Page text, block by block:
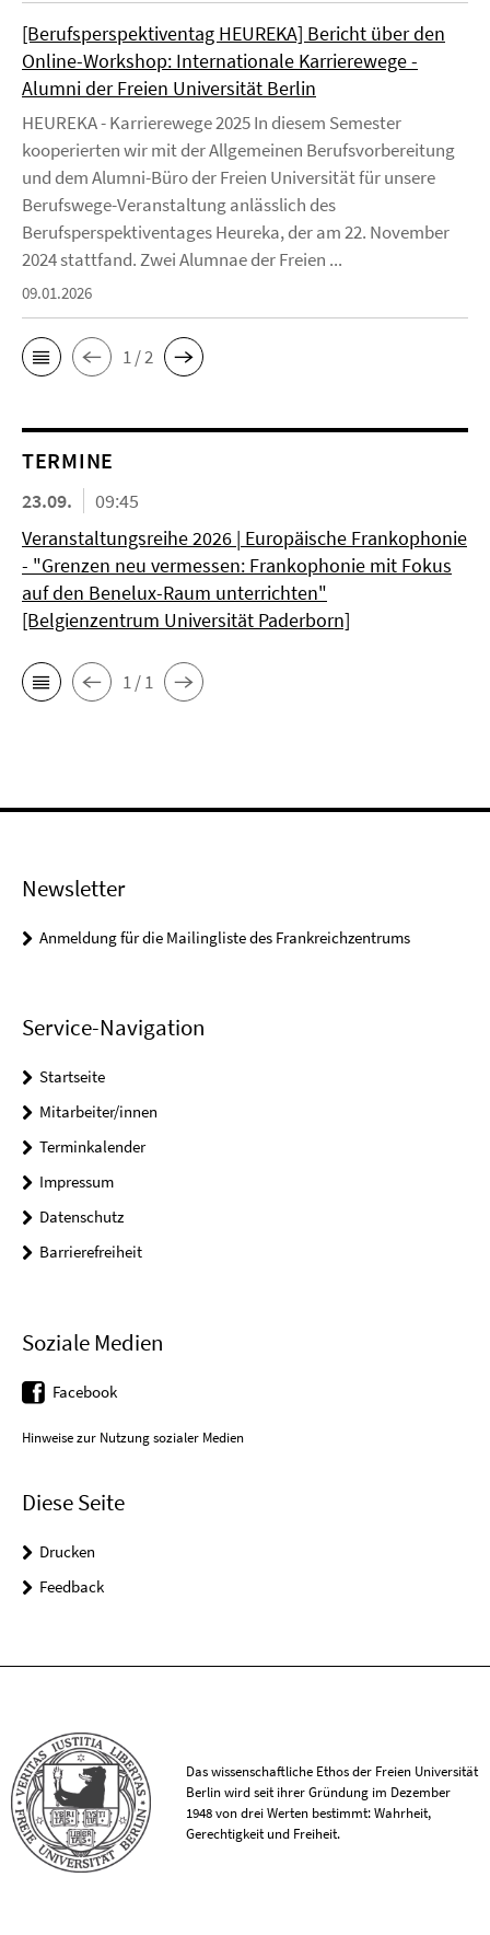
[Berufsperspektiventag HEUREKA] Bericht über den
Online-Workshop: Internationale Karrierewege -
Alumni der Freien Universität Berlin
HEUREKA - Karrierewege 2025 In diesem Semester
kooperierten wir mit der Allgemeinen Berufsvorbereitung
und dem Alumni-Büro der Freien Universität für unsere
Berufswege-Veranstaltung anlässlich des
Berufsperspektiventages Heureka, der am 22. November
2024 stattfand. Zwei Alumnae der Freien ...
09.01.2026
1 / 2
TERMINE
23.09.
09:45
Veranstaltungsreihe 2026 | Europäische Frankophonie
- "Grenzen neu vermessen: Frankophonie mit Fokus
auf den Benelux-Raum unterrichten"
[Belgienzentrum Universität Paderborn]
1 / 1
Newsletter
Anmeldung für die Mailingliste des Frankreichzentrums
Service-Navigation
Startseite
Mitarbeiter/innen
Terminkalender
Impressum
Datenschutz
Barrierefreiheit
Soziale Medien
Facebook
Hinweise zur Nutzung sozialer Medien
Diese Seite
Drucken
Feedback
Das wissenschaftliche Ethos der Freien Universität
Berlin wird seit ihrer Gründung im Dezember
1948 von drei Werten bestimmt: Wahrheit,
Gerechtigkeit und Freiheit.